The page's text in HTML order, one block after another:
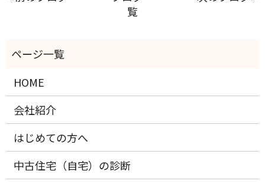
覧
HOME
会社紹介
はじめての方へ
中古住宅（自宅）の診断